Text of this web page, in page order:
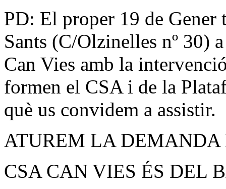
PD: El proper 19 de
Sants (C/Olzinelles nº 30)
Can Vies amb la
formen el CSA i de la
què us convidem a assistir.
ATUREM LA
CSA CAN VIES ÉS DEL